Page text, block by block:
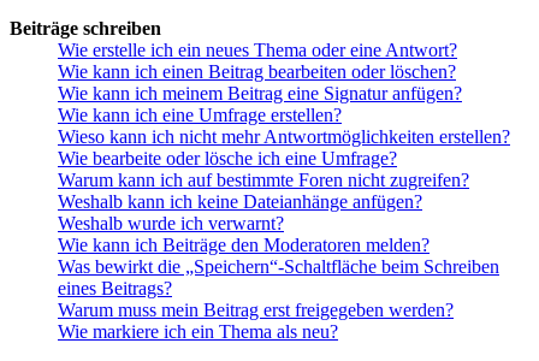
Beiträge schreiben
Wie erstelle ich ein neues Thema oder eine Antwort?
Wie kann ich einen Beitrag bearbeiten oder löschen?
Wie kann ich meinem Beitrag eine Signatur anfügen?
Wie kann ich eine Umfrage erstellen?
Wieso kann ich nicht mehr Antwortmöglichkeiten erstellen?
Wie bearbeite oder lösche ich eine Umfrage?
Warum kann ich auf bestimmte Foren nicht zugreifen?
Weshalb kann ich keine Dateianhänge anfügen?
Weshalb wurde ich verwarnt?
Wie kann ich Beiträge den Moderatoren melden?
Was bewirkt die „Speichern“-Schaltfläche beim Schreiben
eines Beitrags?
Warum muss mein Beitrag erst freigegeben werden?
Wie markiere ich ein Thema als neu?